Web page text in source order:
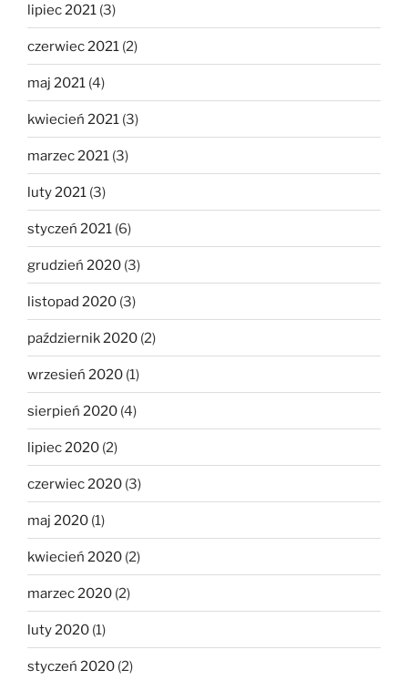
lipiec 2021 (3)
czerwiec 2021 (2)
maj 2021 (4)
kwiecień 2021 (3)
marzec 2021 (3)
luty 2021 (3)
styczeń 2021 (6)
grudzień 2020 (3)
listopad 2020 (3)
październik 2020 (2)
wrzesień 2020 (1)
sierpień 2020 (4)
lipiec 2020 (2)
czerwiec 2020 (3)
maj 2020 (1)
kwiecień 2020 (2)
marzec 2020 (2)
luty 2020 (1)
styczeń 2020 (2)